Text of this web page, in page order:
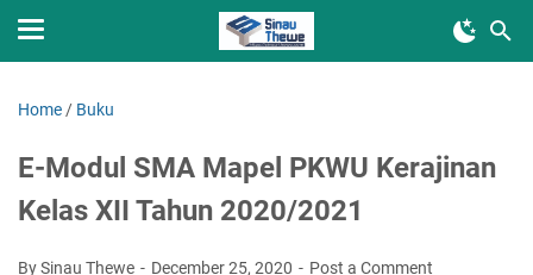
Home / Buku
E-Modul SMA Mapel PKWU Kerajinan
Kelas XII Tahun 2020/2021
By Sinau Thewe December 25, 2020 Post a Comment